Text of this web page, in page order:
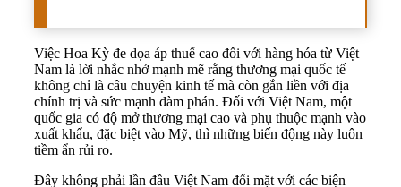
Việc Hoa Kỳ đe dọa áp thuế cao đối với hàng hóa từ Việt
Nam là lời nhắc nhở mạnh mẽ rằng thương mại quốc tế
không chỉ là câu chuyện kinh tế mà còn gắn liền với địa
chính trị và sức mạnh đàm phán. Đối với Việt Nam, một
quốc gia có độ mở thương mại cao và phụ thuộc mạnh vào
xuất khẩu, đặc biệt vào Mỹ, thì những biến động này luôn
tiềm ẩn rủi ro.
Đây không phải lần đầu Việt Nam đối mặt với các biện